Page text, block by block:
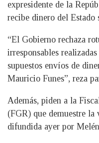
expresidente de la
recibe dinero del Estado
“El Gobierno rechaza
irresponsables
supuestos envíos de
Mauricio Funes”, reza
Además, piden a la
(FGR) que demuestre
difundida ayer por